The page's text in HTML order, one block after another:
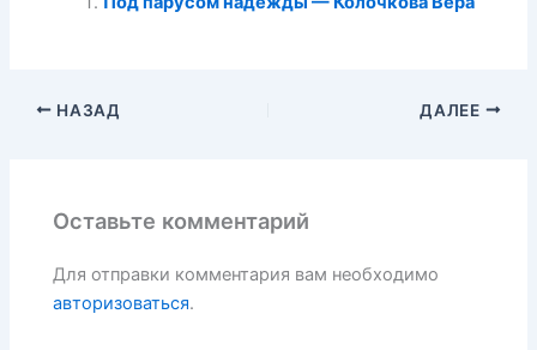
НАЗАД ДАЛЕЕ
Оставьте комментарий
Для отправки комментария вам необходимо
авторизоваться.